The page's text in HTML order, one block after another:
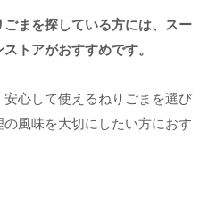
まを探している方には、スー
トアがおすすめです。
心して使えるねりごまを選び
風味を大切にしたい方におす